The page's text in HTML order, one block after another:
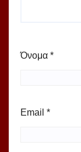
Όνομα *
Email *